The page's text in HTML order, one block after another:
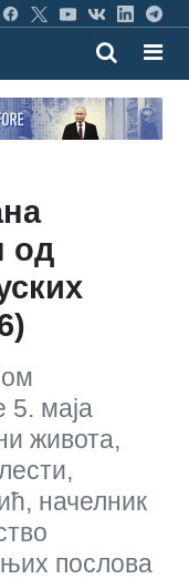
од
5. маја
живота,
начелник
послова